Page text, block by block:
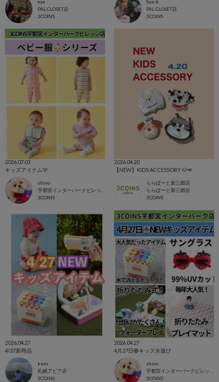
aya
PAL CLOSET店
3COINS
Suu☺︎
PAL CLOSET店
3COINS
2026.07.03
キッズアイテム🩵
shino
3COINS
2026.04.20
【NEW】KIDS ACCESSORY 🐶🪽
ららぽーと新三郷店
ららぽーと新三郷店
3COINS
2026.04.27
4/27新商品
kuro
札幌アピア店
3COINS
2026.04.27
4月27日🛟キッズ水遊び
shino
3COINS